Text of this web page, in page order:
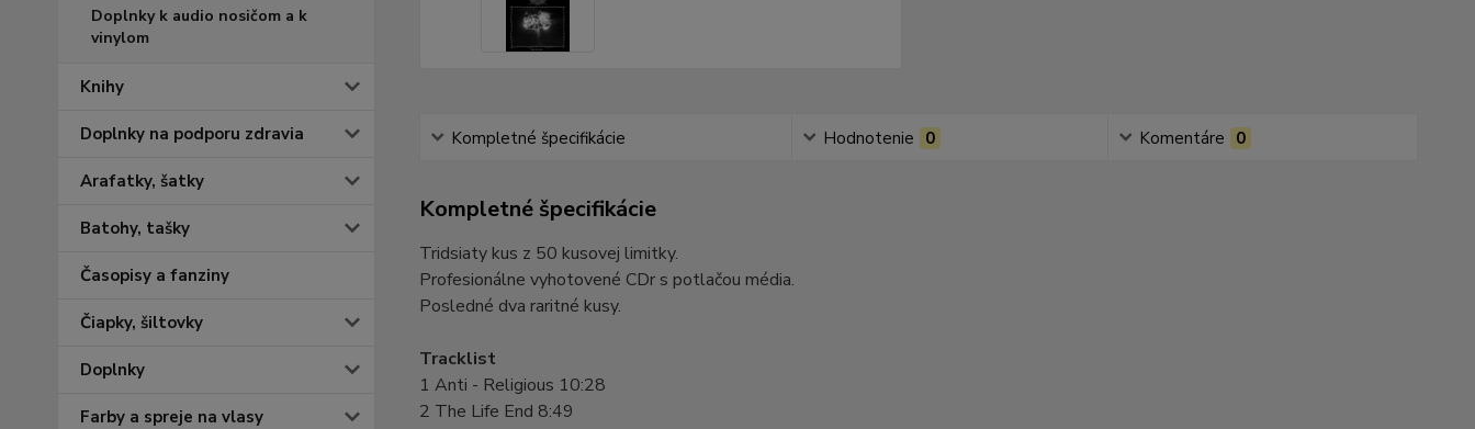
Doplnky k audio nosičom a k
vinylom
Knihy
Doplnky na podporu zdravia
Arafatky, šatky
Batohy, tašky
Časopisy a fanziny
Čiapky, šiltovky
Doplnky
Farby a spreje na vlasy
Kompletné špecifikácie Hodnotenie 0 Komentáre 0
Kompletné špecifikácie
Tridsiaty kus z 50 kusovej limitky.
Profesionálne vyhotovené CDr s potlačou média.
Posledné dva raritné kusy.
Tracklist
1 Anti - Religious 10:28
2 The Life End 8:49